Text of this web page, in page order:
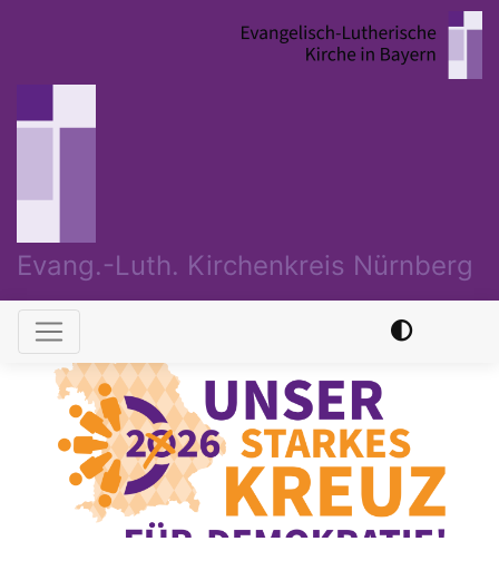
Evang.-Luth. Kirchenkreis Nürnberg
Hauptnavigation
Previous